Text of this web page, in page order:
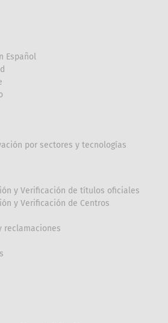
Español
por sectores y tecnologías
y Verificación de títulos oficiales
y Verificación de Centros
reclamaciones